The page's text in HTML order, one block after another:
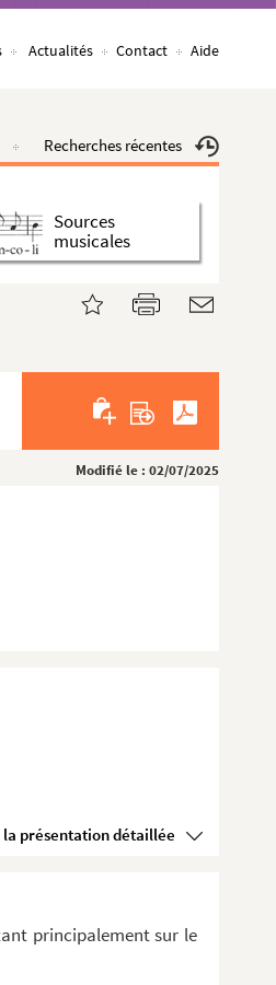
Actualités Contact Aide
Recherches récentes
Sources
musicales
Modifié le : 02/07/2025
Voir la présentation détaillée
principalement sur le